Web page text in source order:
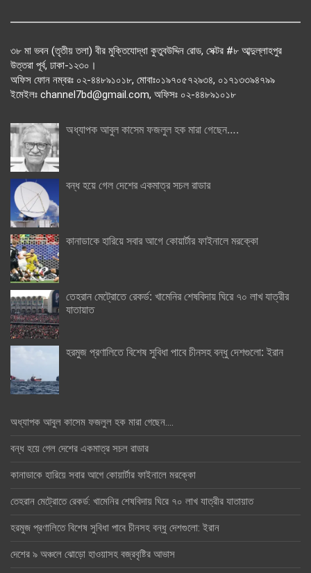
৩৮ মা ভবন (তৃতীয় তলা) বীর মুক্তিযোদ্ধা কুতুবউদ্দিন রোড, সেক্টর #৮ আব্দুল্লাহপুর
উত্তরা পূর্ব, ঢাকা-১২৩০।
অফিস ফোন নম্বরঃ ০২-৪৪৮৯১০১৮, মোবাঃ০১৯৭০৫৭২৯৩৪, ০১৭১৩৩৯৪৭৯৯
ইমেইলঃ channel7bd@gmail.com, অফিসঃ ০২-৪৪৮৯১০১৮
অধ্যাপক আবুল কাসেম ফজলুল হক মারা গেছেন….
বন্ধ হয়ে গেল দেশের একমাত্র সচল রাডার
কানাডাকে হারিয়ে সবার আগে কোয়ার্টার ফাইনালে মরক্কো
তেহরান মেট্রোতে রেকর্ড: খামেনির শেষবিদায় ঘিরে ৭০ লাখ যাত্রীর
যাতায়াত
হরমুজ প্রণালিতে বিশেষ সুবিধা পাবে চীনসহ বন্ধু দেশগুলো: ইরান
অধ্যাপক আবুল কাসেম ফজলুল হক মারা গেছেন….
বন্ধ হয়ে গেল দেশের একমাত্র সচল রাডার
কানাডাকে হারিয়ে সবার আগে কোয়ার্টার ফাইনালে মরক্কো
তেহরান মেট্রোতে রেকর্ড: খামেনির শেষবিদায় ঘিরে ৭০ লাখ যাত্রীর যাতায়াত
হরমুজ প্রণালিতে বিশেষ সুবিধা পাবে চীনসহ বন্ধু দেশগুলো: ইরান
দেশের ৯ অঞ্চলে ঝোড়ো হাওয়াসহ বজ্রবৃষ্টির আভাস